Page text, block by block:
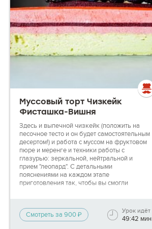
Муссовый торт Чизкейк
Фисташка-Вишня
Здесь и выпечной чизкейк (положить на
песочное тесто и он будет самостоятельным
десертом!) и работа с муссом на фруктовом
пюре и меренге и техники работы с
глазурью: зеркальной, нейтральной и
прием "леопард". С детальными
пояснениями на каждом этапе
приготовления так, чтобы вы смогли
_________
Сразу после покупки доступ к полному
Смотреть за 900 ₽
Урок идёт
49:42 мин